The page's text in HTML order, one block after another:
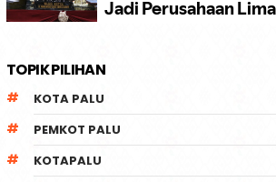
TOPIK PILIHAN
KOTA PALU
PEMKOT PALU
KOTAPALU